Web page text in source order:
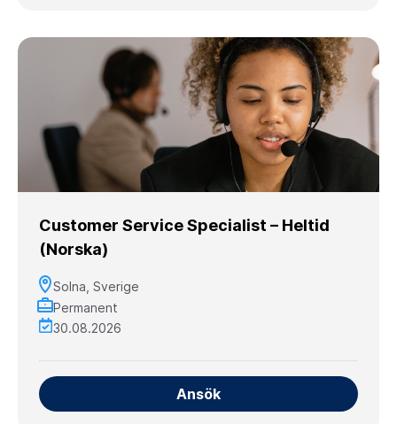
Customer Service Specialist – Heltid
(Norska)
Solna, Sverige
Permanent
30.08.2026
Ansök